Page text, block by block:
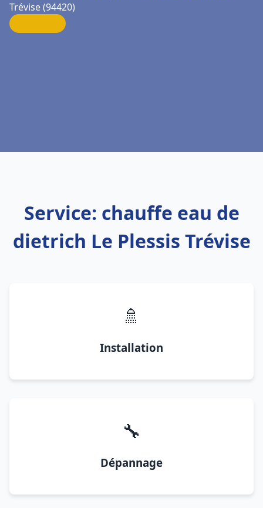
Trévise (94420)
Service: chauffe eau de
dietrich Le Plessis Trévise
🚿
Installation
🔧
Dépannage